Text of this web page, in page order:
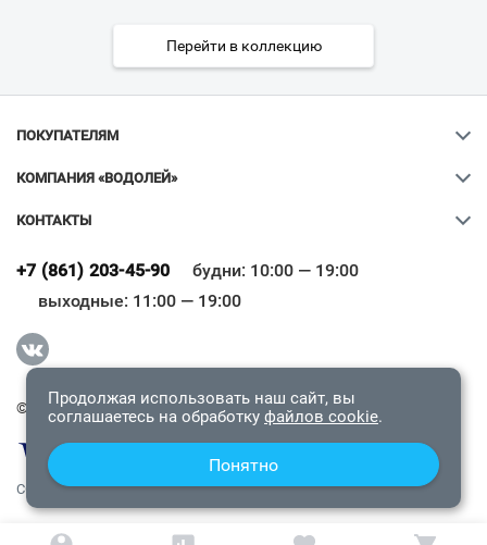
Перейти в коллекцию
ПОКУПАТЕЛЯМ
КОМПАНИЯ «ВОДОЛЕЙ»
КОНТАКТЫ
+7 (861) 203-45-90
будни: 10:00 — 19:00
выходные: 11:00 — 19:00
© 2009-2026 «Водолей Онлайн». Все права защищены.
СОГЛАШЕНИЕ О КОНФИДЕНЦИАЛЬНОСТИ
Всё верно
Продолжая использовать наш сайт, вы
соглашаетесь на обработку файлов cookie.
Понятно